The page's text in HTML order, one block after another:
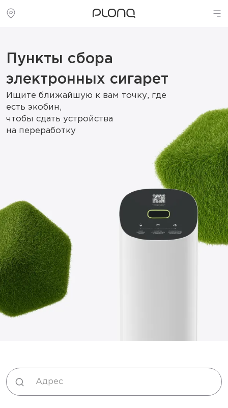
Пункты сбора
электронных сигарет
Ищите ближайшую к вам точку, где
есть экобин,
чтобы сдать устройства
на переработку